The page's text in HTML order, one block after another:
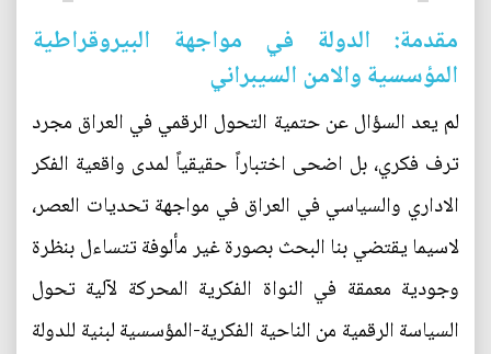
مقدمة: الدولة في مواجهة البيروقراطية
المؤسسية والامن السيبراني
لم يعد السؤال عن حتمية التحول الرقمي في العراق مجرد
ترف فكري، بل اضحى اختباراً حقيقياً لمدى واقعية الفكر
الاداري والسياسي في العراق في مواجهة تحديات العصر،
لاسيما يقتضي بنا البحث بصورة غير مألوفة تتساءل بنظرة
وجودية معمقة في النواة الفكرية المحركة لآلية تحول
السياسة الرقمية من الناحية الفكرية-المؤسسية لبنية للدولة